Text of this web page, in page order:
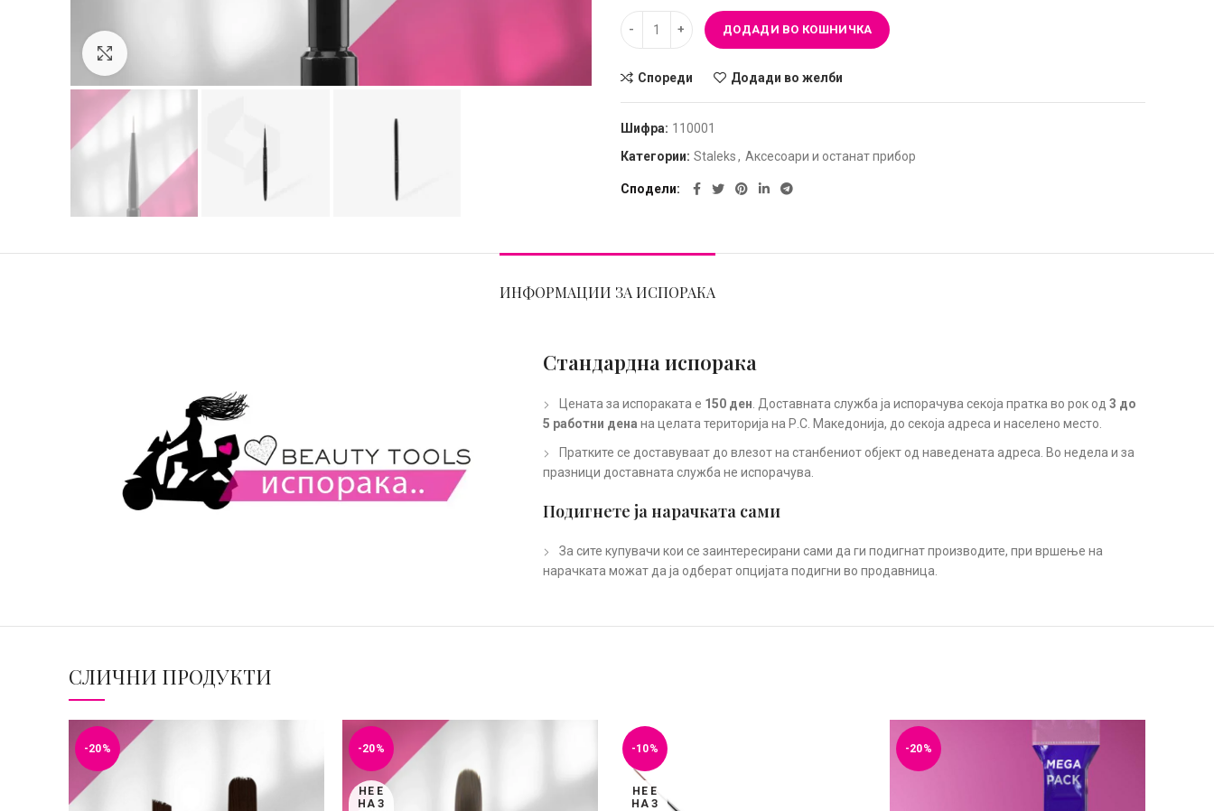
ДОДАДИ ВО КОШНИЧКА
Спореди Додади во желби
Шифра: 110001
Категории: Staleks, Аксесоари и останат прибор
Сподели
ИНФОРМАЦИИ ЗА ИСПОРАКА
Стандардна испорака
Цената за испораката е 150 ден. Доставната служба ја испорачува секоја пратка во рок од 3 до
5 работни дена на целата територија на Р.С. Македонија, до секоја адреса и населено место.
Пратките се доставуваат до влезот на станбениот објект од наведената адреса. Во недела и за
празници доставната служба не испорачува.
Подигнете ја нарачката сами
За сите купувачи кои се заинтересирани сами да ги подигнат производите, при вршење на
нарачката можат да ја одберат опцијата подигни во продавница.
СЛИЧНИ ПРОДУКТИ
-20% -20%
НЕ Е
НА З
-10%
НЕ Е
НА З
-20%